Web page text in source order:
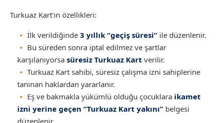
Turkuaz Kart’ın özellikleri:
İlk verildiğinde 3 yıllık “geçiş süresi” ile düzenlenir.
Bu süreden sonra iptal edilmez ve şartlar
karşılanıyorsa süresiz Turkuaz Kart verilir.
Turkuaz Kart sahibi, süresiz çalışma izni sahiplerine
tanınan haklardan yararlanır.
Eş ve bakmakla yükümlü olduğu çocuklara ikamet
izni yerine geçen “Turkuaz Kart yakını” belgesi
düzenlenir.